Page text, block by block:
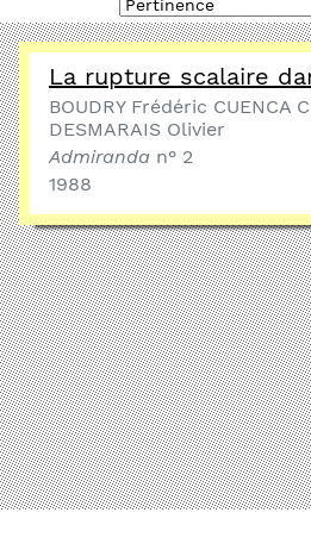
La rupture scalaire
BOUDRY Frédéric CUENCA
DESMARAIS Olivier
Admiranda n° 2
1988